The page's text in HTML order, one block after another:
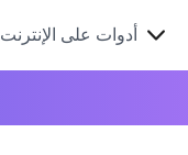
أدوات على الإنترنت